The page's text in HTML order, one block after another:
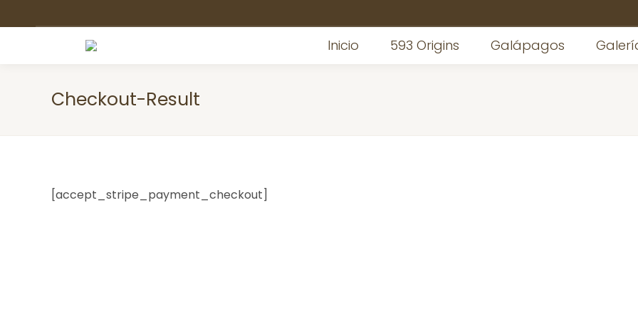
Inicio 593 Origins Galápagos
Checkout-Result
[accept_stripe_payment_checkout]